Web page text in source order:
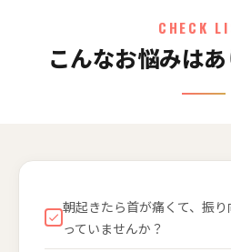
CHECK
こんなお悩みは
朝起きたら首が痛くて、振
っていませんか？